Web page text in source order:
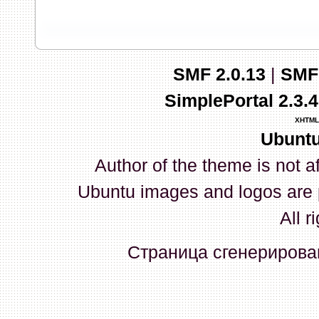
03 Апреля 2026, 10:02:33
whookey:GenKass: с
03 Апреля 2026, 05:22:56
GenKass:По тому же
02 Апреля 2026, 12:56:37
GenKass:Всем доброго
серии (6592) 1-1245, 3-
прошить до 7926, чтобы
Атол 11 видится в системе
SMF 2.0.13|
SimplePortal
XHTML
Author of the theme is not
Ubuntu images and logos
All
Страница